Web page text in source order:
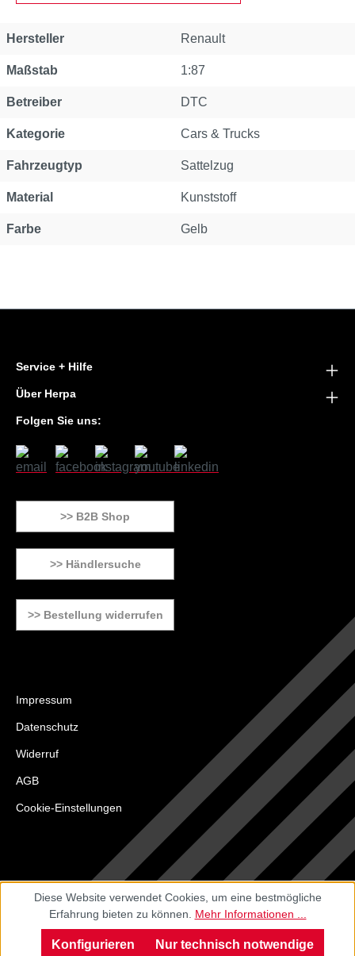
Hersteller Renault
Maßstab 1:87
Betreiber DTC
Kategorie Cars & Trucks
Fahrzeugtyp Sattelzug
Material Kunststoff
Farbe Gelb
Service + Hilfe
Über Herpa
Folgen Sie uns:
>> B2B Shop
>> Händlersuche
>> Bestellung widerrufen
Impressum
Datenschutz
Widerruf
AGB
Cookie-Einstellungen
Diese Website verwendet Cookies, um eine bestmögliche
Erfahrung bieten zu können. Mehr Informationen ...
Nur technisch notwendige
Konfigurieren